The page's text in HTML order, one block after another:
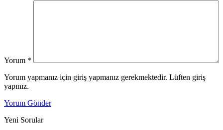
Yorum *
Yorum yapmanız için giriş yapmanız gerekmektedir. Lüften giriş
yapınız.
Yorum Gönder
Yeni Sorular